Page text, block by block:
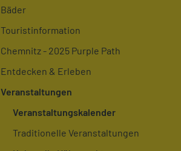
Bäder
Touristinformation
Chemnitz - 2025 Purple Path
Entdecken & Erleben
Veranstaltungen
Veranstaltungskalender
Traditionelle Veranstaltungen